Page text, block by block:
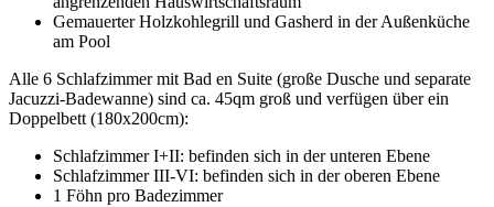
Gemauerter Holzkohlegrill und Gasherd in der Außenküche
am Pool
Alle 6 Schlafzimmer mit Bad en Suite (große Dusche und separate
Jacuzzi-Badewanne) sind ca. 45qm groß und verfügen über ein
Doppelbett (180x200cm):
Schlafzimmer I+II: befinden sich in der unteren Ebene
Schlafzimmer III-VI: befinden sich in der oberen Ebene
1 Föhn pro Badezimmer